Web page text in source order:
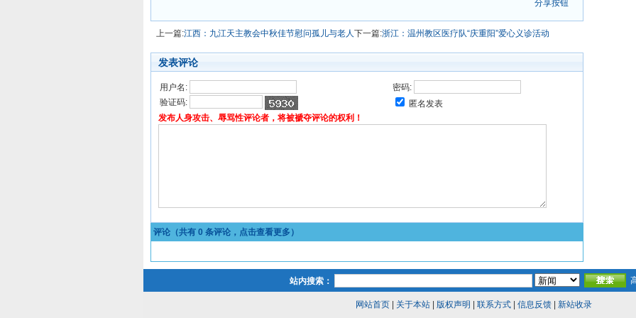
分享按钮
上一篇:江西：九江天主教会中秋佳节慰问孤儿与老人下一篇:浙江：温州教区医疗队“庆重阳”爱心义诊活动
发表评论
用户名:
密码:
验证码:
匿名发表
发布人身攻击、辱骂性评论者，将被褫夺评论的权利！
评论（共有 0 条评论，点击查看更多）
站内搜索：
网站首页| 关于本站| 版权声明 联系方式| 信息反馈| 新站收录